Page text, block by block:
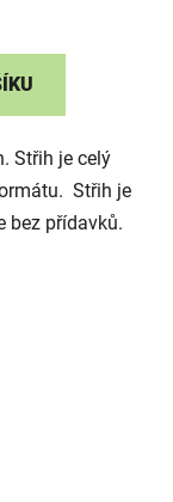
Střih je celý
Střih je
bez přídavků.